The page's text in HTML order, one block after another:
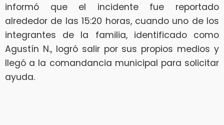
informó que el incidente fue reportado
alrededor de las 15:20 horas, cuando uno de los
integrantes de la familia, identificado como
Agustín N., logró salir por sus propios medios y
llegó a la comandancia municipal para solicitar
ayuda.